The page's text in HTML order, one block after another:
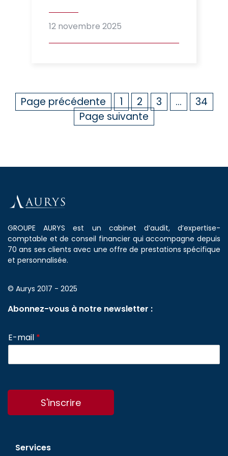
12 novembre 2025
Page précédente 1 2 3 …
34
Page suivante
GROUPE AURYS est un cabinet d’audit, d’expertise-
comptable et de conseil financier qui accompagne depuis
70 ans ses clients avec une offre de prestations spécifique
et personnalisée.
© Aurys 2017 - 2025
Abonnez-vous à notre newsletter :
E-mail *
S'inscrire
Services